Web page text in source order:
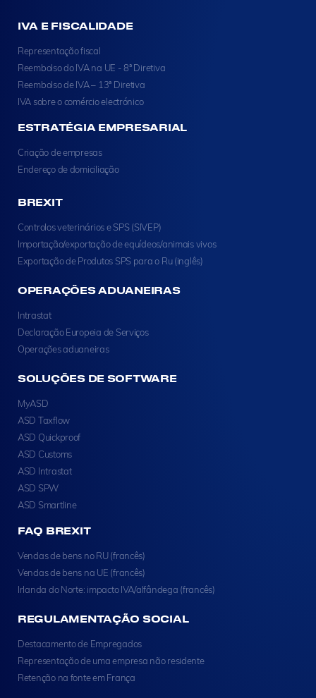
IVA E FISCALIDADE
Representação fiscal
Reembolso do IVA na UE - 8ª Diretiva
Reembolso de IVA – 13ª Diretiva
IVA sobre o comércio electrónico
ESTRATÉGIA EMPRESARIAL
Criação de empresas
Endereço de domiciliação
BREXIT
Controlos veterinários e SPS (SIVEP)
Importação/exportação de equídeos/animais vivos
Exportação de Produtos SPS para o Ru (inglês)
OPERAÇÕES ADUANEIRAS
Intrastat
Declaração Europeia de Serviços
Operações aduaneiras
SOLUÇÕES DE SOFTWARE
MyASD
ASD Taxflow
ASD Quickproof
ASD Customs
ASD Intrastat
ASD SPW
ASD Smartline
FAQ BREXIT
Vendas de bens no RU (francês)
Vendas de bens na UE (francês)
Irlanda do Norte: impacto IVA/alfândega (francês)
REGULAMENTAÇÃO SOCIAL
Destacamento de Empregados
Representação de uma empresa não residente
Retenção na fonte em França